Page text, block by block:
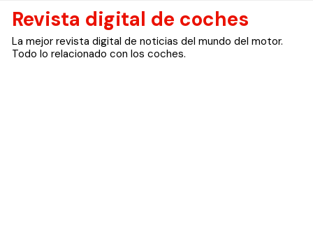
content
Revista digital de coches
La mejor revista digital de noticias del mundo del motor.
Todo lo relacionado con los coches.